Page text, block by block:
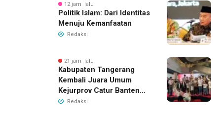
12 jam lalu
Politik Islam: Dari Identitas
Menuju Kemanfaatan
Redaksi
21 jam lalu
Kabupaten Tangerang
Kembali Juara Umum
Kejurprov Catur Banten
2026, Raih 24 Medali
Redaksi